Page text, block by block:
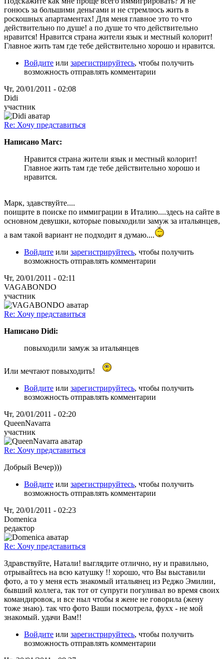
гонюсь за большими деньгами и не стремлюсь жить в
роскошных апартаментах! Для меня главное это то что
действительно по душе! а по душе то что действительно
нравится! Нравится страна жители язык и местный колорит!
Главное жить там где тебе действительно хорошо и нравится.
Войдите или зарегистрируйтесь, чтобы получить
возможность отправлять комментарии
Чт, 20/01/2011 - 02:08
Didi
участник
Re: Хочу представиться
Написано Marc:
Нравится страна жители язык и местный колорит!
Главное жить там где тебе действительно хорошо и
нравится.
Марк, здавствуйте....
поищите в поиске по иммиграции в Италию....здесь на сайте в
основном девушки, которые повыходили замуж за итальянцев,
а вам такой вариант не подходит я думаю....
Войдите или зарегистрируйтесь, чтобы получить
возможность отправлять комментарии
Чт, 20/01/2011 - 02:11
VAGABONDO
участник
Re: Хочу представиться
Написано Didi:
повыходили замуж за итальянцев
Или мечтают повыходить!
Войдите или зарегистрируйтесь, чтобы получить
возможность отправлять комментарии
Чт, 20/01/2011 - 02:20
QueenNavarra
участник
Re: Хочу представиться
Добрый Вечер)))
Войдите или зарегистрируйтесь, чтобы получить
возможность отправлять комментарии
Чт, 20/01/2011 - 02:23
Domenica
редактор
Re: Хочу представиться
Здравствуйте, Натали! выглядите отлично, ну и правильно,
отрывайтесь на всю катушку !! хорошо, что Вы выставили
фото, а то у меня есть знакомый итальянец из Реджо Эмилии,
бывший коллега, так тот от супруги погуливал во время своих
командировок, и все ныл чтобы я жене не говорила (жену
тоже знаю). так что фото Ваши посмотрела, фухх - не мой
знакомый. удачи Вам!!
Войдите или зарегистрируйтесь, чтобы получить
возможность отправлять комментарии